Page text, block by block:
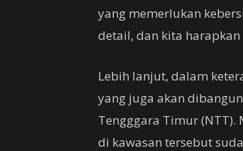
yang memerlukan
detail, dan kita
Lebih lanjut, dalam
yang juga akan
Tengggara Timur
di kawasan tersebut